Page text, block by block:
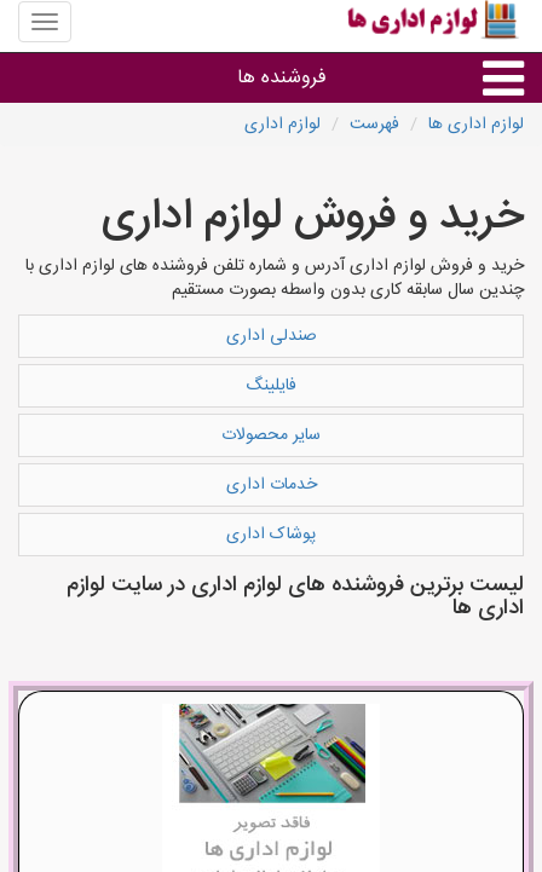
منوی
سایت
اداری
فروشنده ها
استان ها
لوازم اداری ها فهرست لوازم اداری
خرید و فروش لوازم اداری
خرید و فروش لوازم اداری آدرس و شماره تلفن فروشنده های لوازم اداری با
چندین سال سابقه کاری بدون واسطه بصورت مستقیم
صندلی اداری
فایلینگ
سایر محصولات
خدمات اداری
پوشاک اداری
لیست برترین فروشنده های لوازم اداری در سایت لوازم
اداری ها